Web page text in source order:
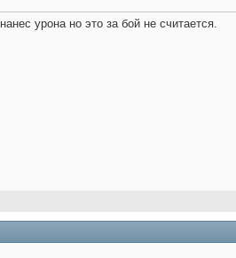
урона но это за бой не считается.